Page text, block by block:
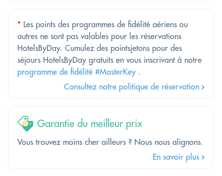
* Les points des programmes de fidélité aériens ou
autres ne sont pas valables pour les réservations
HotelsByDay. Cumulez des pointsjetons pour des
séjours HotelsByDay gratuits en vous inscrivant à notre
programme de fidélité #MasterKey .
Consultez notre politique de réservation
Garantie du meilleur prix
Vous trouvez moins cher ailleurs ? Nous nous alignons.
En savoir plus